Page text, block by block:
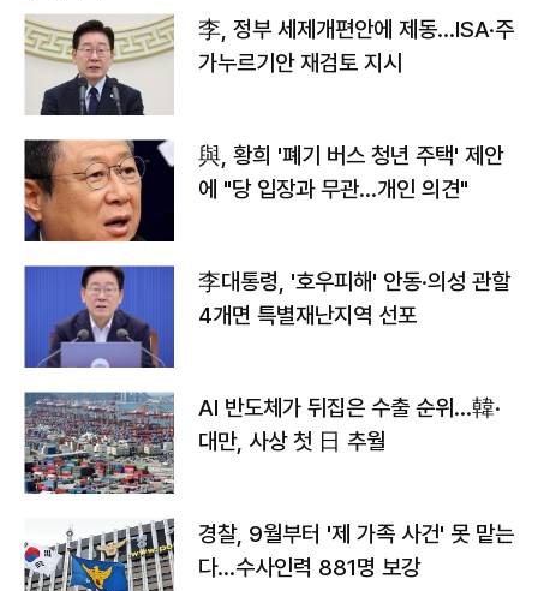
李, 정부 세제개편안에 제동…ISA·주
가누르기안 재검토 지시
與, 황희 '폐기 버스 청년 주택' 제안
에 "당 입장과 무관…개인 의견"
李대통령, '호우피해' 안동·의성 관할
4개면 특별재난지역 선포
AI 반도체가 뒤집은 수출 순위…韓·
대만, 사상 첫 日 추월
경찰, 9월부터 '제 가족 사건' 못 맡는
다…수사인력 881명 보강